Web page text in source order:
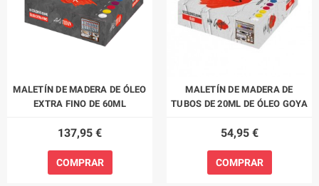
MALETÍN DE MADERA DE ÓLEO
EXTRA FINO DE 60ML
137,95 €
COMPRAR
MALETÍN DE MADERA DE
TUBOS DE 20ML DE ÓLEO GOYA
54,95 €
COMPRAR